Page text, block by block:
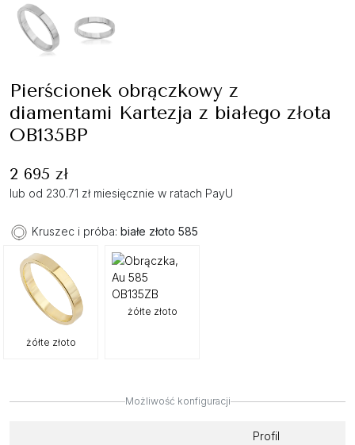
Pierścionek obrączkowy z
diamentami Kartezja z białego złota
OB135BP
2 695 zł
lub od 230.71 zł miesięcznie w ratach PayU
Kruszec i próba: białe złoto 585
żółte złoto
żółte złoto
Możliwość konfiguracji
Profil